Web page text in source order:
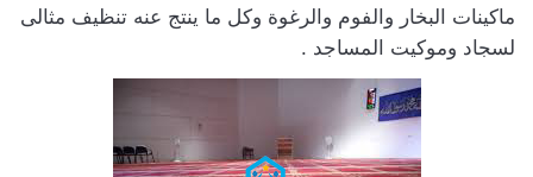
ماكينات البخار والفوم والرغوة وكل ما ينتج عنه تنظيف مثالى
لسجاد وموكيت المساجد .